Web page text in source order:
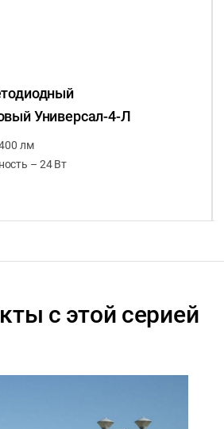
Универсал-4-Л
лм
– 24 Вт
с этой серией